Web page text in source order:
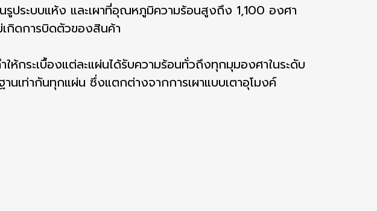
ประบบแห้ง และเผาที่อุณหภูมิความร้อนสูงถึง 1,100 องศา
เกิดการบิดตัวของสินค้า
ห้กระเบื้องแต่ละแผ่นได้รับความร้อนทั่วถึงทุกมุมองศาในระดับ
นเท่ากันทุกแผ่น ซึ่งแตกต่างจากการเผาแบบเตาอุโมงค์